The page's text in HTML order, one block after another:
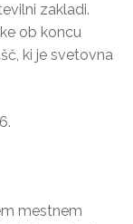
zakladi.
ob koncu
ki je svetovna
mestnem